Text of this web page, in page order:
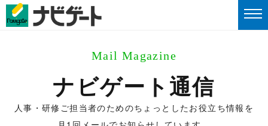
Mail Magazine
ナビゲート通信
人事・研修ご担当者のためのちょっとしたお役立ち情報を